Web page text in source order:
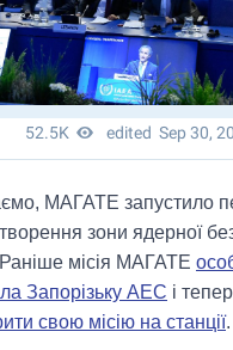
МАГАТЕ запустило
зони ядерної
місія МАГАТЕ
Запорізьку АЕС і
свою місію на станції.